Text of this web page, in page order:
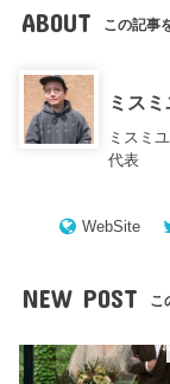
ABOUT この記事
ミス
ミスミ
代表
WebSite
NEW POST こ